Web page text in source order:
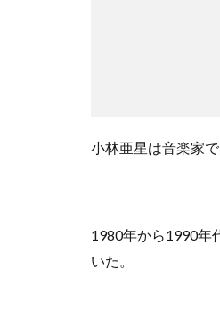
小林亜星は音楽家
1980年から1990年
いた。